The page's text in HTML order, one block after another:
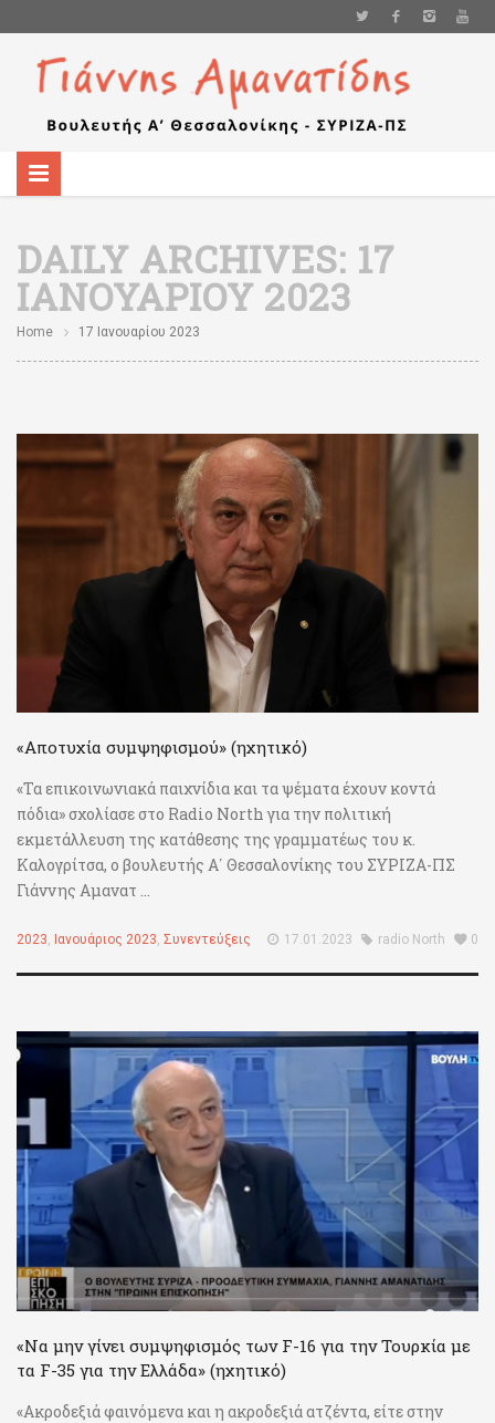
DAILY ARCHIVES: 17
ΙΑΝΟΥΑΡΊΟΥ 2023
Home 17 Ιανουαρίου 2023
«Αποτυχία συμψηφισμού» (ηχητικό)
«Τα επικοινωνιακά παιχνίδια και τα ψέματα έχουν κοντά
πόδια» σχολίασε στο Radio North για την πολιτική
εκμετάλλευση της κατάθεσης της γραμματέως του κ.
Καλογρίτσα, ο βουλευτής Α΄ Θεσσαλονίκης του ΣΥΡΙΖΑ-ΠΣ
Γιάννης Αμανατ ...
2023, Ιανουάριος 2023, Συνεντεύξεις 17.01.2023 radio North 0
«Να μην γίνει συμψηφισμός των F-16 για την Τουρκία με
τα F-35 για την Ελλάδα» (ηχητικό)
«Ακροδεξιά φαινόμενα και η ακροδεξιά ατζέντα, είτε στην